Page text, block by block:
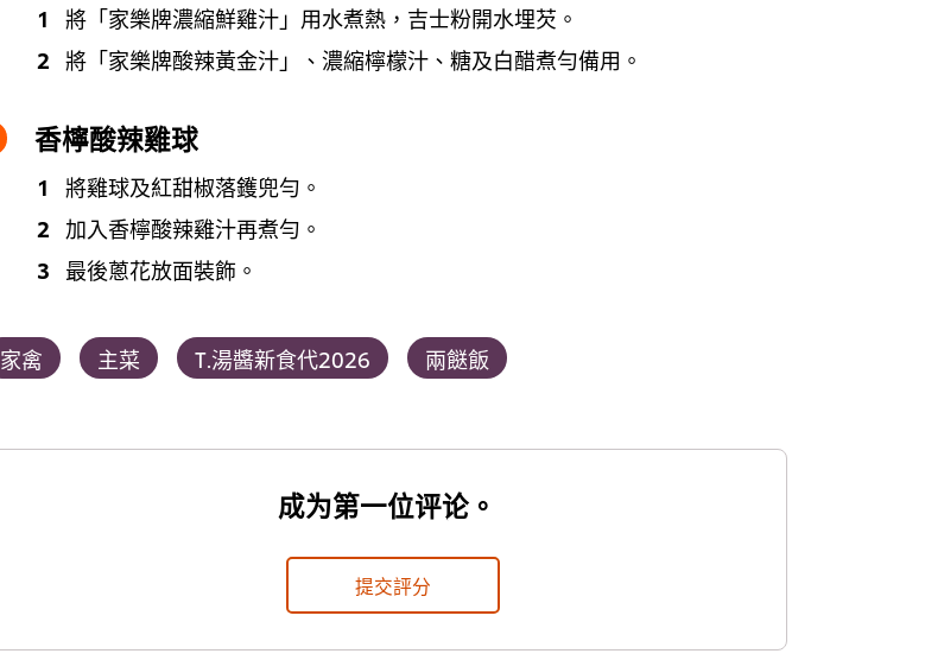
將「家樂牌濃縮鮮雞汁」用水煮熱，吉士粉開水埋芡。
將「家樂牌酸辣黃金汁」、濃縮檸檬汁、糖及白醋煮勻備用。
香檸酸辣雞球
將雞球及紅甜椒落鑊兜勻。
加入香檸酸辣雞汁再煮勻。
最後蔥花放面裝飾。
家禽 主菜 T.湯醬新食代2026 兩餸飯
成为第一位评论。
提交評分